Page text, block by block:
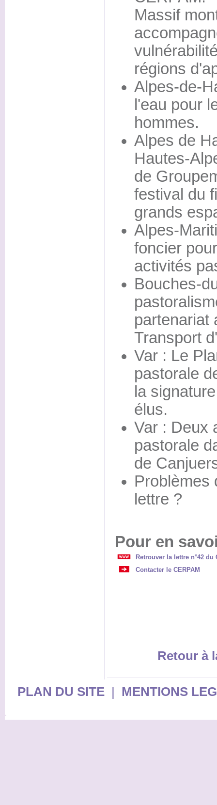
Massif
régions
Alpes-de-
l'eau pour
hommes.
Alpes de
Hautes-
de
festival du
grands
Alpes-
foncier
activités
Bouches-
partenariat
Transport
Var : Le
pastorale
la
élus.
Var : Deux
pastorale
de
Problèmes
lettre ?
Pour en
Retrouver la lettre n°42
Contacter le CERPAM
Retour à
PLAN DU SITE| MENTIONS